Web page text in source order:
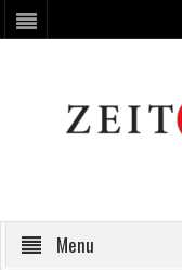
Menu